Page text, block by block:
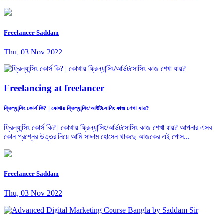
Freelancer Saddam
Thu, 03 Nov 2022
Freelancing at freelancer
ফ্রিল্যান্সিং কোর্স কি? | কোথায় ফ্রিল্যান্সিং/আউটসোসিং কাজ শেখা যায়?
ফ্রিল্যান্সিং কোর্স কি? | কোথায় ফ্রিল্যান্সিং/আউটসোসিং কাজ শেখা যায়? আপনার এসব
কোন প্রশ্নের উত্তর নিয়ে আমি সাদ্দাম হোসেন থাকছে আজকের এই পোস...
Freelancer Saddam
Thu, 03 Nov 2022